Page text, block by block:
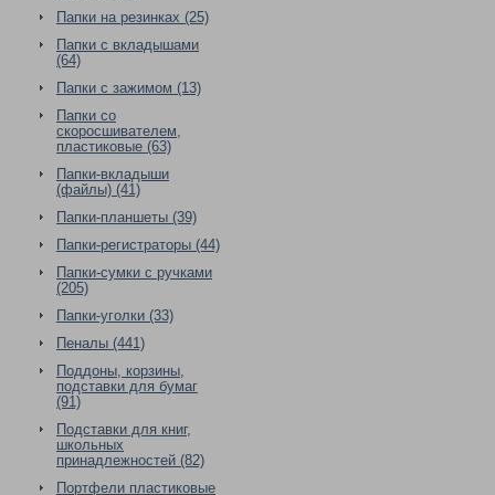
Папки на резинках (25)
Папки с вкладышами
(64)
Папки с зажимом (13)
Папки со
скоросшивателем,
пластиковые (63)
Папки-вкладыши
(файлы) (41)
Папки-планшеты (39)
Папки-регистраторы (44)
Папки-сумки с ручками
(205)
Папки-уголки (33)
Пеналы (441)
Поддоны, корзины,
подставки для бумаг
(91)
Подставки для книг,
школьных
принадлежностей (82)
Портфели пластиковые